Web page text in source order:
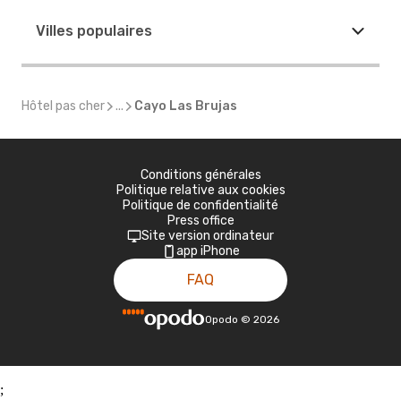
Villes populaires
Hôtel pas cher ... Cayo Las Brujas
Conditions générales
Politique relative aux cookies
Politique de confidentialité
Press office
Site version ordinateur
app iPhone
FAQ
Opodo © 2026
;